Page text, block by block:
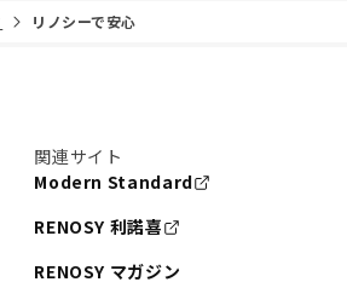
リノシーで安心
関連サイト
Modern Standard
RENOSY 利諾喜
RENOSY マガジン